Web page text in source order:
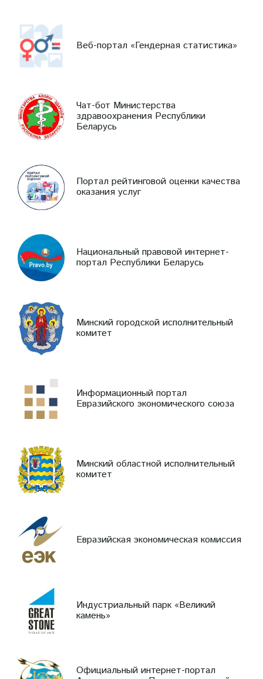
Веб-портал «Гендерная статистика»
Чат-бот Министерства
здравоохранения Республики
Беларусь
Портал рейтинговой оценки качества
оказания услуг
Национальный правовой интернет-
портал Республики Беларусь
Минский городской исполнительный
комитет
Информационный портал
Евразийского экономического союза
Минский областной исполнительный
комитет
Евразийская экономическая комиссия
Индустриальный парк «Великий
камень»
Официальный интернет-портал